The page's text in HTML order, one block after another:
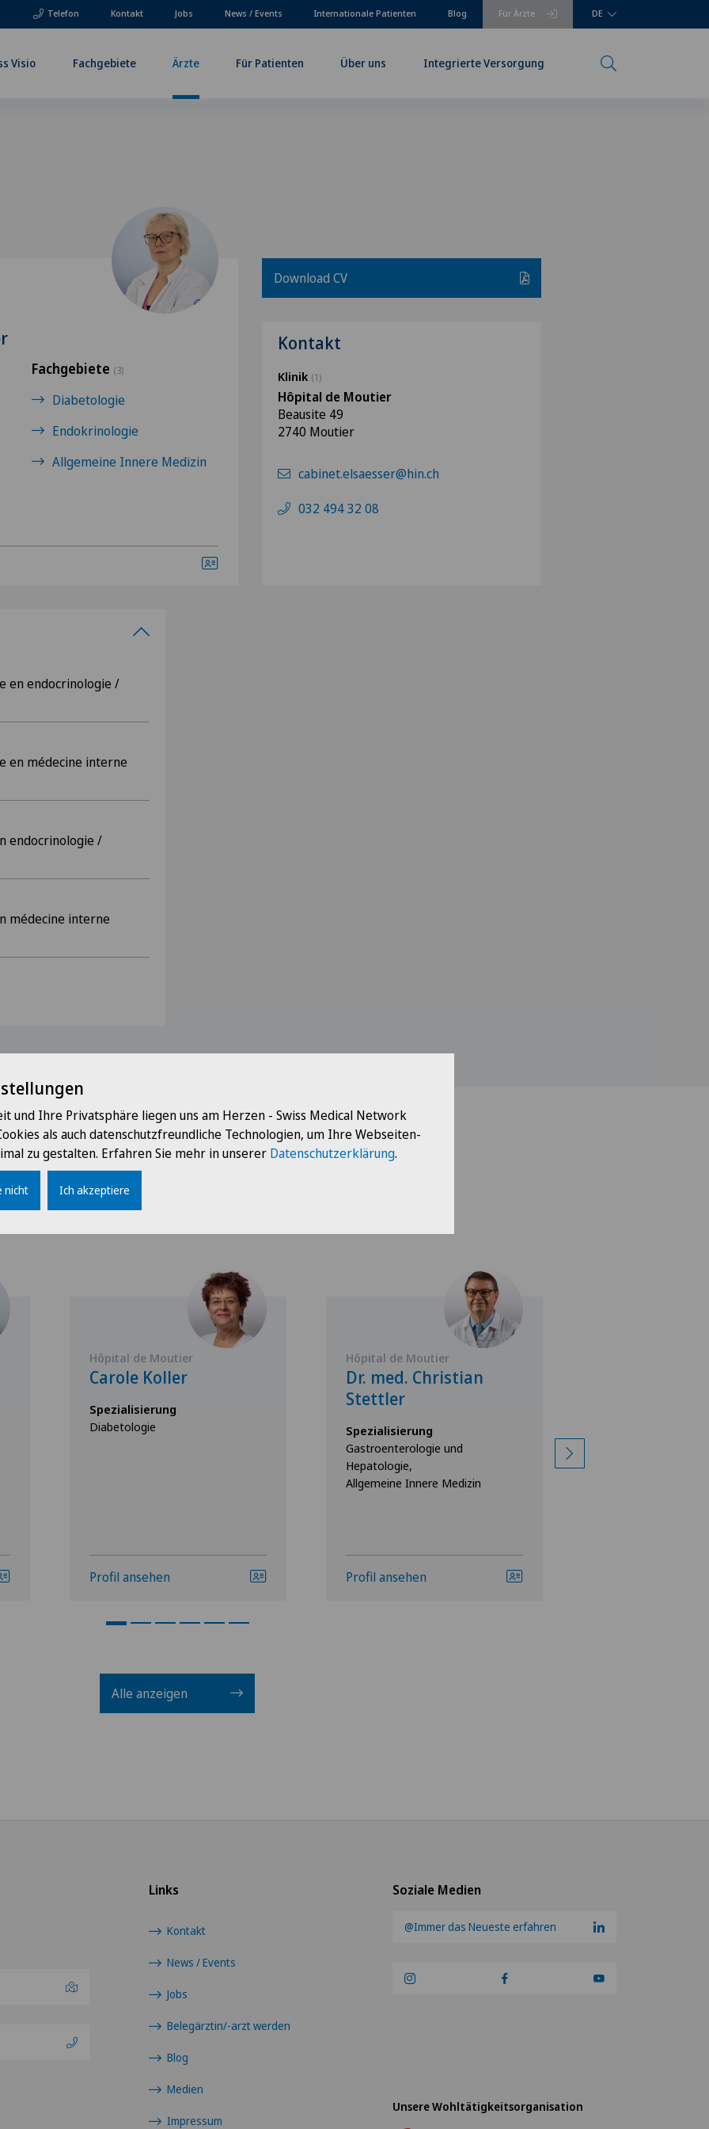
Telefon Für Ärzte
Kontakt Jobs News / Events Internationale Patienten Blog DE
Visio Fachgebiete Ärzte Für Patienten Über uns Integrierte Versorgung
Fachgebiete (3)
Diabetologie
Endokrinologie
Allgemeine Innere Medizin
Download CV
Kontakt
Klinik (1)
Hôpital de Moutier
Beausite 49
2740 Moutier
cabinet.elsaesser@hin.ch
032 494 32 08
en endocrinologie /
en médecine interne
endocrinologie /
médecine interne
Ärzte mit dieser Spezialisierung
Hôpital de Moutier
Carole Koller
Spezialisierung
Diabetologie
Profil ansehen
Hôpital de Moutier
Dr. med. Christian
Stettler
Spezialisierung
Gastroenterologie und
Hepatologie,
Allgemeine Innere Medizin
Profil ansehen
Alle anzeigen
Soziale Medien
@Immer das Neueste erfahren
Links
Kontakt
News / Events
Jobs
Belegärztin/-arzt werden
Blog
Medien
Impressum
Unsere Wohltätigkeitsorganisation
und Ihre Privatsphäre liegen uns am Herzen - Swiss Medical Network
als auch datenschutzfreundliche Technologien, um Ihre Webseiten-
zu gestalten. Erfahren Sie mehr in unserer Datenschutzerklärung.
nicht Ich akzeptiere